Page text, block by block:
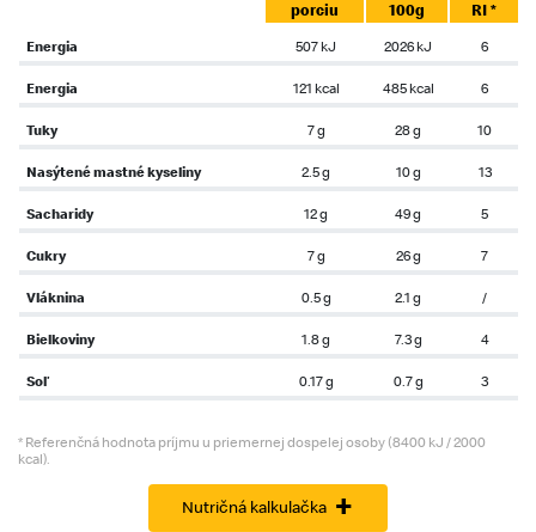
porciu
100g
RI *
Energia
507 kJ 2026 kJ 6
Energia 121 kcal 485 kcal 6
Tuky 7 g 28 g 10
Nasýtené mastné kyseliny 2.5 g 10 g 13
Sacharidy 12 g 49 g 5
Cukry 7 g 26 g 7
Vláknina 0.5 g 2.1 g /
Bielkoviny 1.8 g 7.3 g 4
Soľ 0.17 g 0.7 g 3
* Referenčná hodnota príjmu u priemernej dospelej osoby (8400 kJ / 2000
kcal).
Nutričná kalkulačka +